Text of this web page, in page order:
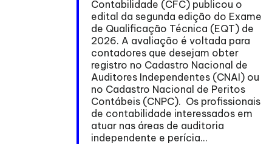
Contabilidade (CFC) publicou o
edital da segunda edição do Exame
de Qualificação Técnica (EQT) de
2026. A avaliação é voltada para
contadores que desejam obter
registro no Cadastro Nacional de
Auditores Independentes (CNAI) ou
no Cadastro Nacional de Peritos
Contábeis (CNPC). Os profissionais
de contabilidade interessados em
atuar nas áreas de auditoria
independente e perícia...